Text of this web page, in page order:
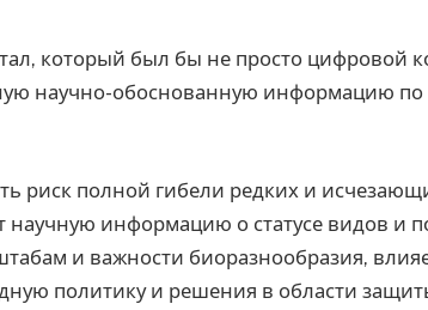
который был бы не просто цифровой
научно-обоснованную информацию по
риск полной гибели редких и
научную информацию о статусе видов и
и важности биоразнообразия,
политику и решения в области